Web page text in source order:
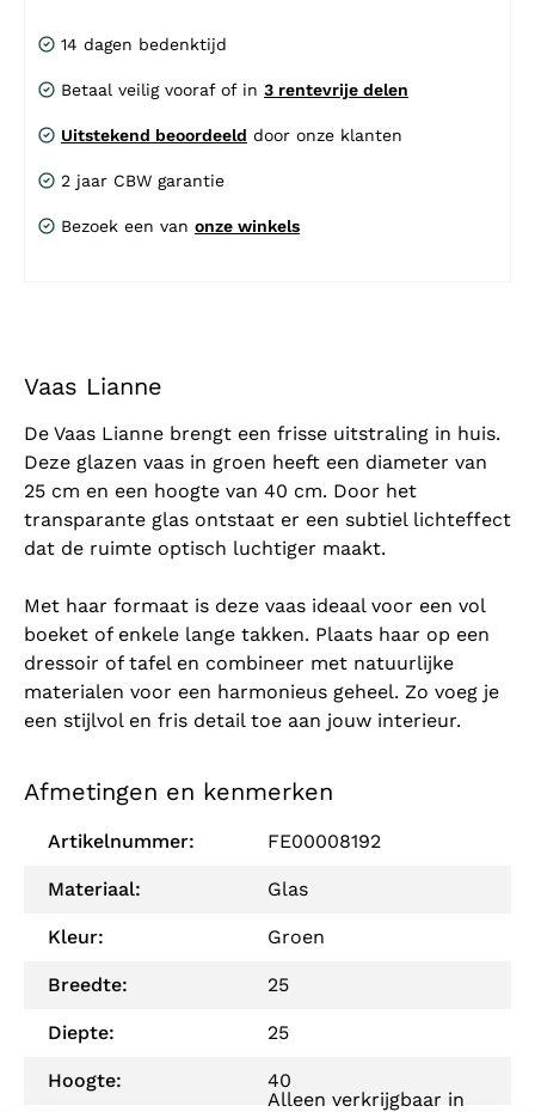
14 dagen bedenktijd
Betaal veilig vooraf of in 3 rentevrije delen
Uitstekend beoordeeld door onze klanten
2 jaar CBW garantie
Bezoek een van onze winkels
Vaas Lianne
De Vaas Lianne brengt een frisse uitstraling in huis.
Deze glazen vaas in groen heeft een diameter van
25 cm en een hoogte van 40 cm. Door het
transparante glas ontstaat er een subtiel lichteffect
dat de ruimte optisch luchtiger maakt.
Met haar formaat is deze vaas ideaal voor een vol
boeket of enkele lange takken. Plaats haar op een
dressoir of tafel en combineer met natuurlijke
materialen voor een harmonieus geheel. Zo voeg je
een stijlvol en fris detail toe aan jouw interieur.
Afmetingen en kenmerken
Artikelnummer: FE00008192
Materiaal: Glas
Kleur: Groen
Breedte: 25
Diepte: 25
Hoogte:
40
Alleen verkrijgbaar in